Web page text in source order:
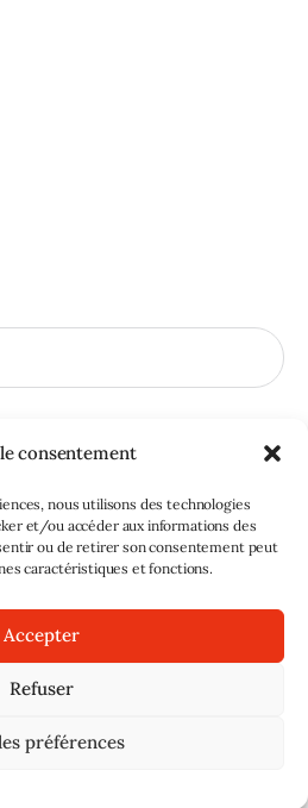
consentement
nous utilisons des technologies
et/ou accéder aux informations des
ou de retirer son consentement peut
caractéristiques et fonctions.
Accepter
Refuser
préférences
M'INSCRIRE
droits réservés |